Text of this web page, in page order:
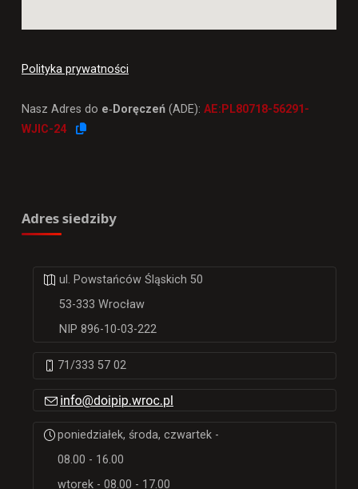
Polityka prywatności
Nasz Adres do e‑Doręczeń(ADE): AE:PL80718-56291-
WJIC-24
Adres siedziby
ul. Powstańców Śląskich 50
53-333 Wrocław
NIP 896-10-03-222
71/333 57 02
poniedziałek, środa, czwartek -
08.00 - 16.00
wtorek - 08.00 - 17.00